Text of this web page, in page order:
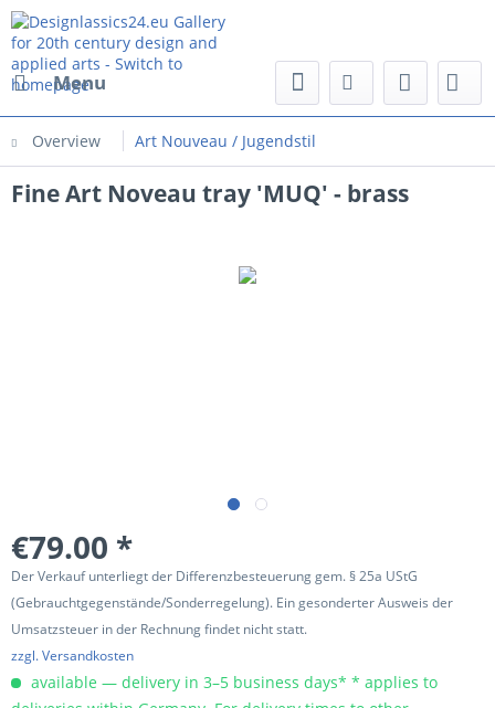
Menu
Overview Art Nouveau / Jugendstil
Fine Art Noveau tray 'MUQ' - brass
€79.00 *
Der Verkauf unterliegt der Differenzbesteuerung gem. § 25a UStG
(Gebrauchtgegenstände/Sonderregelung). Ein gesonderter Ausweis der
Umsatzsteuer in der Rechnung findet nicht statt.
zzgl. Versandkosten
available — delivery in 3–5 business days* * applies to